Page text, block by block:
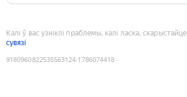
Калі ў вас узніклі праблемы, калі ласка, скарыстайце
сувязі
9180960822535563124:1786074418